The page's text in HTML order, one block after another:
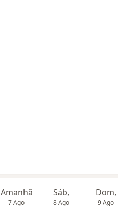
Amanhã
7 Ago
Sáb,
8 Ago
Dom,
9 Ago